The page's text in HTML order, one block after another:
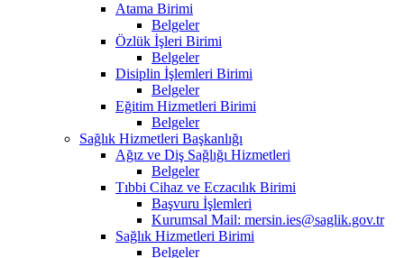
Atama Birimi
Belgeler
Özlük İşleri Birimi
Belgeler
Disiplin İşlemleri Birimi
Belgeler
Eğitim Hizmetleri Birimi
Belgeler
Sağlık Hizmetleri Başkanlığı
Ağız ve Diş Sağlığı Hizmetleri
Belgeler
Tıbbi Cihaz ve Eczacılık Birimi
Başvuru İşlemleri
Kurumsal Mail: mersin.ies@saglik.gov.tr
Sağlık Hizmetleri Birimi
Belgeler